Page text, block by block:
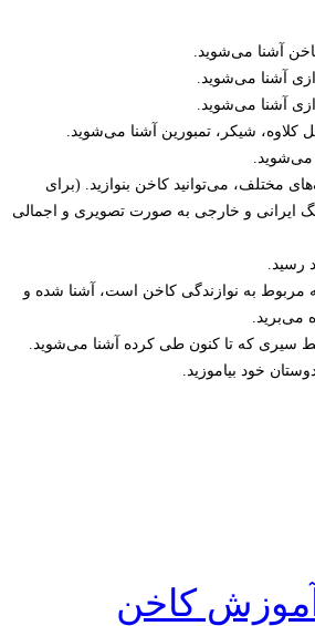
آشنا می‌شوید.
آشنا می‌شوید.
آشنا می‌شوید.
کلاوه، شیکر، تمبورین آشنا می‌شوید.
می‌شوید.
مختلف، می‌توانید کاخن بنوازید. (برای
با حدود 20 الی 30 آهنگ ایرانی و خارجی به صورت تصویری و اجمالی
رسید.
مربوط به نوازندگی کاخن است، آشنا شده و
می‌برید.
سیری که تا کنون طی کرده آشنا می‌شوید.
خود بیاموزید.
کاخن